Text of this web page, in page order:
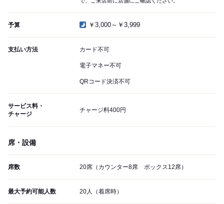
予算 ￥3,000～￥3,999
支払い方法 カード不可
電子マネー不可
QRコード決済不可
サービス料・
チャージ
チャージ料400円
席・設備
席数 20席（カウンター8席 ボックス12席）
最大予約可能人数 20人（着席時）